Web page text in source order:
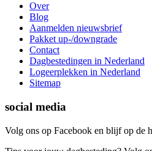
Over
Blog
Aanmelden nieuwsbrief
Pakket up-/downgrade
Contact
Dagbestedingen in Nederland
Logeerplekken in Nederland
Sitemap
social media
Volg ons op Facebook en blijf op de